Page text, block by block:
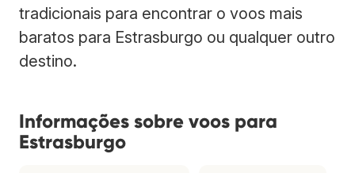
tradicionais para encontrar o voos mais
baratos para Estrasburgo ou qualquer outro
destino.
Informações sobre voos para
Estrasburgo